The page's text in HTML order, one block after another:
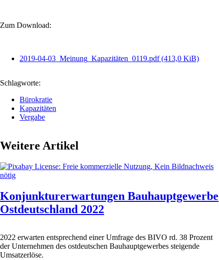
Zum Download:
2019-04-03_Meinung_Kapazitäten_0119.pdf(413,0 KiB)
Schlagworte:
Bürokratie
Kapazitäten
Vergabe
Weitere Artikel
Konjunkturerwartungen Bauhauptgewerbe
Ostdeutschland 2022
2022 erwarten entsprechend einer Umfrage des BIVO rd. 38 Prozent
der Unternehmen des ostdeutschen Bauhauptgewerbes steigende
Umsatzerlöse.